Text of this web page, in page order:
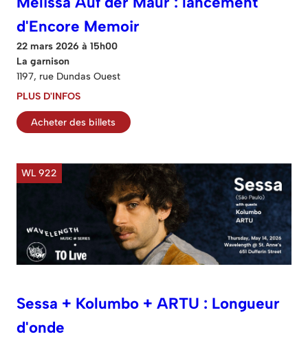
d'Encore Memoir
22 mars 2026 à 15h00
La garnison
1197, rue Dundas Ouest
PLUS D'INFOS
Acheter des billets
WL 922
Sessa + Kolumbo + ARTU : Longueur
d'onde